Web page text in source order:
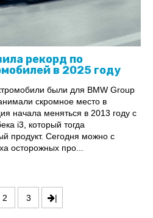
рекорд по
в 2025 году
были для BMW Group
скромное место в
начала меняться в 2013 году с
i3, который тогда
продукт. Сегодня можно с
осторожных про...
2 3 |